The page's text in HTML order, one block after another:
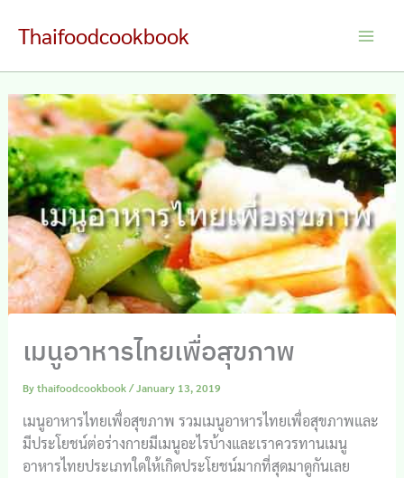
Thaifoodcookbook
เมนูอาหารไทยเพื่อสุขภาพ
Bythaifoodcookbook/January 13, 2019
เมนูอาหารไทยเพื่อสุขภาพ รวมเมนูอาหารไทยเพื่อสุขภาพและ
มีประโยชน์ต่อร่างกายมีเมนูอะไรบ้างและเราควรทานเมนู
อาหารไทยประเภทใดให้เกิดประโยชน์มากที่สุดมาดูกันเลย